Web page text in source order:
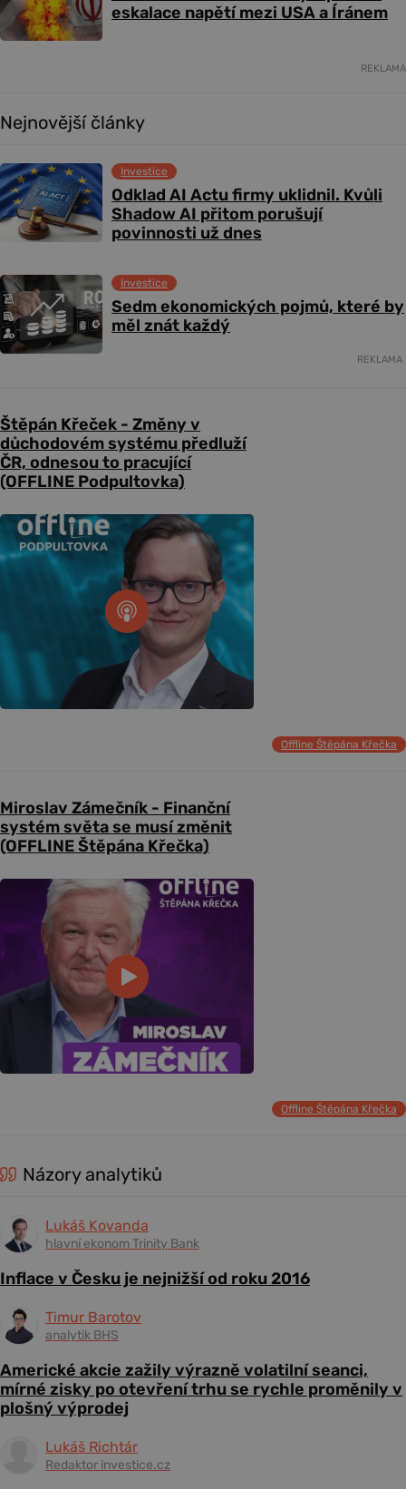
eskalace napětí mezi USA a Íránem
REKLAMA
Nejnovější články
Odklad AI Actu firmy uklidnil. Kvůli
Shadow AI přitom porušují
povinnosti už dnes
Investice
Sedm ekonomických pojmů, které by
měl znát každý
Investice
REKLAMA
Štěpán Křeček - Změny v
důchodovém systému předluží
ČR, odnesou to pracující
(OFFLINE Podpultovka)
Offline Štěpána Křečka
Miroslav Zámečník - Finanční
systém světa se musí změnit
(OFFLINE Štěpána Křečka)
Offline Štěpána Křečka
Názory analytiků
Lukáš Kovanda
hlavní ekonom Trinity Bank
Inflace v Česku je nejnižší od roku 2016
Timur Barotov
analytik BHS
Americké akcie zažily výrazně volatilní seanci,
mírné zisky po otevření trhu se rychle proměnily v
plošný výprodej
Lukáš Richtár
Redaktor investice.cz